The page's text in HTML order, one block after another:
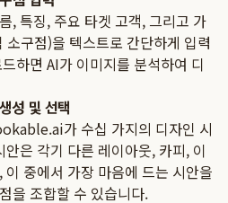
, 특징, 주요 타겟 고객, 그리고 가
구점)을 텍스트로 간단하게 입력
하면 AI가 이미지를 분석하여 디
성 및 선택
가 수십 가지의 디자인 시
은 각기 다른 레이아웃, 카피, 이
중에서 가장 마음에 드는 시안을
을 조합할 수 있습니다.